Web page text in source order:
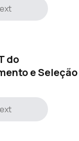
do
e Seleção